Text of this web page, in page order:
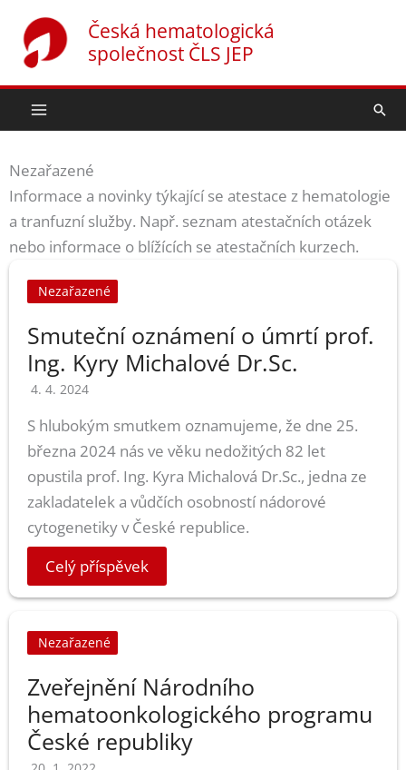
obsah
Česká hematologická
společnost ČLS JEP
Nezařazené
Informace a novinky týkající se atestace z hematologie
a tranfuzní služby. Např. seznam atestačních otázek
nebo informace o blížících se atestačních kurzech.
Nezařazené
Smuteční oznámení o úmrtí prof.
Ing. Kyry Michalové Dr.Sc.
4. 4. 2024
S hlubokým smutkem oznamujeme, že dne 25.
března 2024 nás ve věku nedožitých 82 let
opustila prof. Ing. Kyra Michalová Dr.Sc., jedna ze
zakladatelek a vůdčích osobností nádorové
cytogenetiky v České republice.
Celý příspěvek
Nezařazené
Zveřejnění Národního
hematoonkologického programu
České republiky